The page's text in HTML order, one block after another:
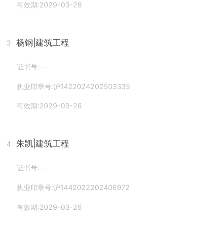
有效期:2029-03-26
3 杨钢 |建筑工程
证书号:--
执业印章号:沪1422024202503335
有效期:2029-03-26
4 朱凯 |建筑工程
证书号:--
执业印章号:沪1442022202406972
有效期:2029-03-26